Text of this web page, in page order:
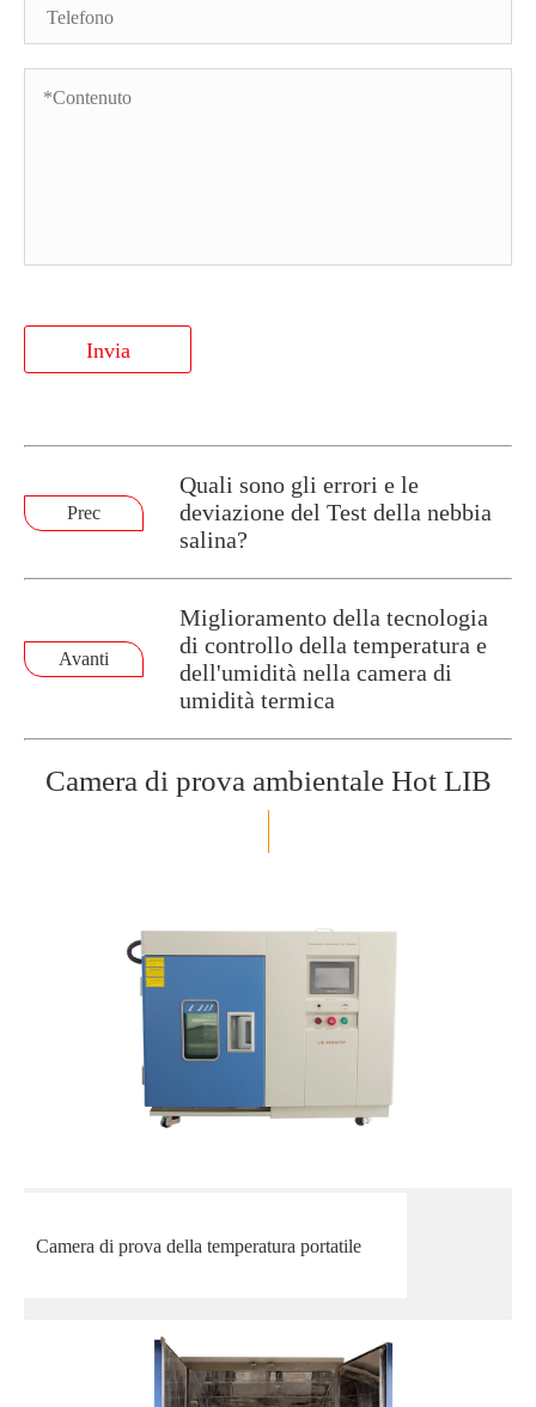
Invia
Prec
Quali sono gli errori e le
deviazione del Test della nebbia
salina?
Avanti
Miglioramento della tecnologia
di controllo della temperatura e
dell'umidità nella camera di
umidità termica
Camera di prova ambientale Hot LIB
Camera di prova della temperatura portatile